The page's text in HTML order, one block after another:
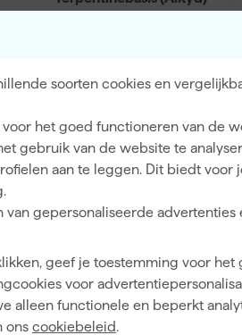
soorten cookies en
voor het goed functioneren van de
gebruik van de website te
aan te leggen. Dit biedt voor
van gepersonaliseerde advertenties
geef je toestemming voor het
voor
alleen functionele en beperkt
ons cookiebeleid.
Wit
5256755